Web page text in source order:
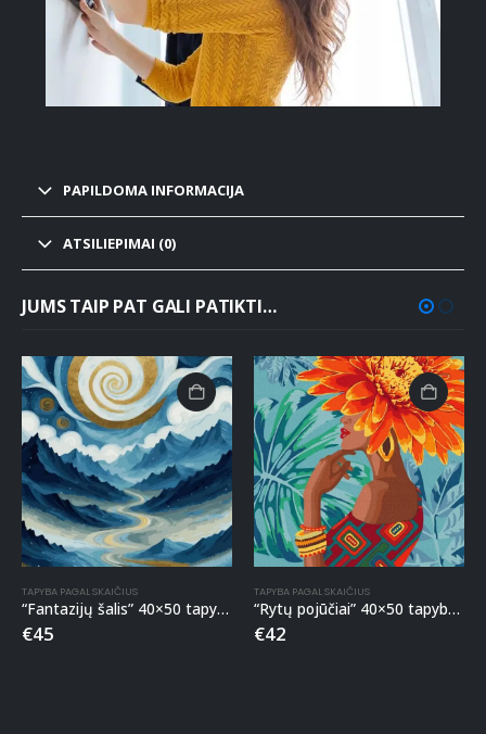
PAPILDOMA INFORMACIJA
ATSILIEPIMAI (0)
JUMS TAIP PAT GALI PATIKTI…
TAPYBA PAGAL SKAIČIUS
“Fantazijų šalis” 40×50 tapyba pagal skaičius
€45
TAPYBA PAGAL SKAIČIUS
“Rytų pojūčiai” 40×50 tapyba pagal skaičius
€42